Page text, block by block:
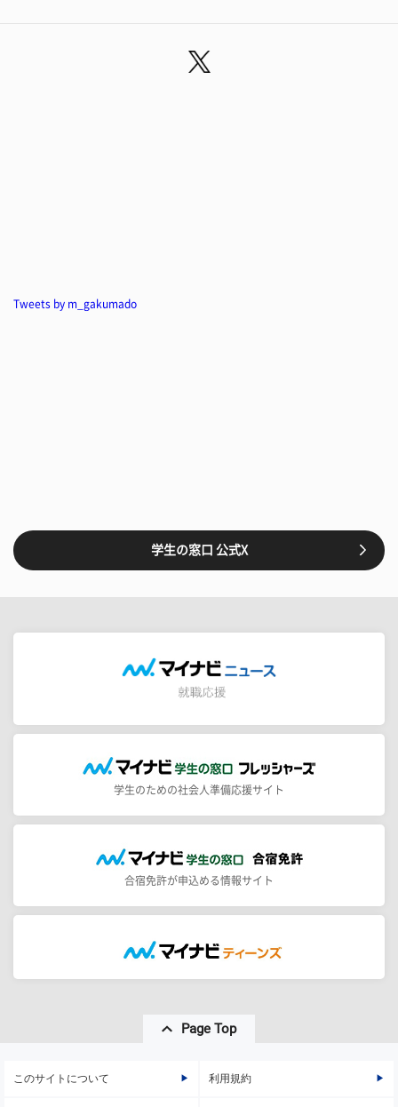
Tweets by m_gakumado
学生の窓口 公式X
学生のための社会人準備応援サイト
合宿免許が申込める情報サイト
Page Top
このサイトについて 利用規約